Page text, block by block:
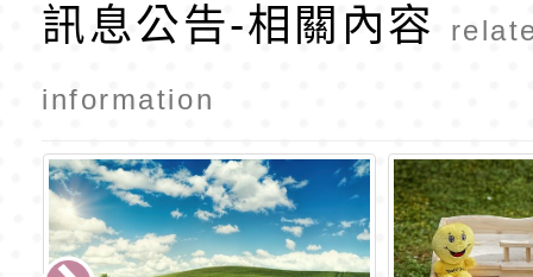
CH1
訊息公告-相關內容
information